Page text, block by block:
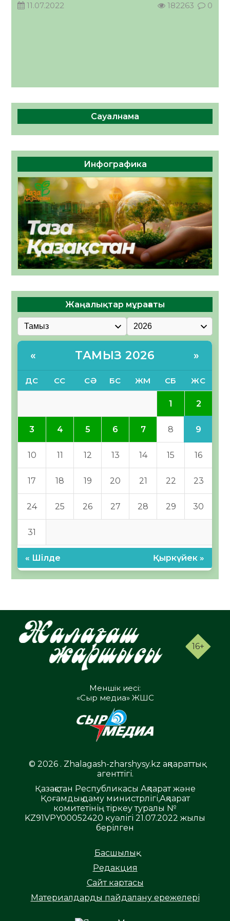
11.07.2022
182263 0
Сауалнама
Инфографика
Жаңалықтар мұрағаты
« ТАМЫЗ 2026 »
ДС СС СӘ БС ЖМ СБ ЖС
1 2
3 4 5 6 7 8 9
10 11 12 13 14 15 16
17 18 19 20 21 22 23
24 25 26 27 28 29 30
31
« Шілде Қыркүйек »
16+
Меншік иесі:
«Сыр медиа» ЖШС
© 2026 . Zhalagash-zharshysy.kz ақпараттық
агенттігі.
Қазақстан Республикасы Ақпарат және
Қоғамдық даму министрлігі,Ақпарат
комитетінің тіркеу туралы №
KZ91VPY00052420 куәлігі 21.07.2022 жылы
берілген
Басшылық
Редакция
Сайт картасы
Материалдарды пайдалану ережелері